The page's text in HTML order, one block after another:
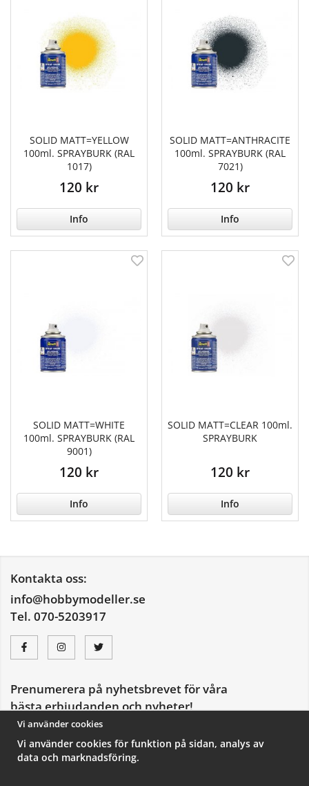
SOLID MATT=YELLOW
100ml. SPRAYBURK (RAL
1017)
120 kr
Info
SOLID MATT=ANTHRACITE
100ml. SPRAYBURK (RAL
7021)
120 kr
Info
SOLID MATT=WHITE
100ml. SPRAYBURK (RAL
9001)
120 kr
Info
SOLID MATT=CLEAR 100ml.
SPRAYBURK
120 kr
Info
Kontakta oss:
info@hobbymodeller.se
Tel. 070-5203917
Prenumerera på nyhetsbrevet för våra
bästa erbjudanden och nyheter!
E-
postadress
De uppgifter du matar in kommer endast användas till våra nyhetsbrev.
Vi använder cookies
Vi använder cookies för funktion på sidan, analys av
data och marknadsföring.